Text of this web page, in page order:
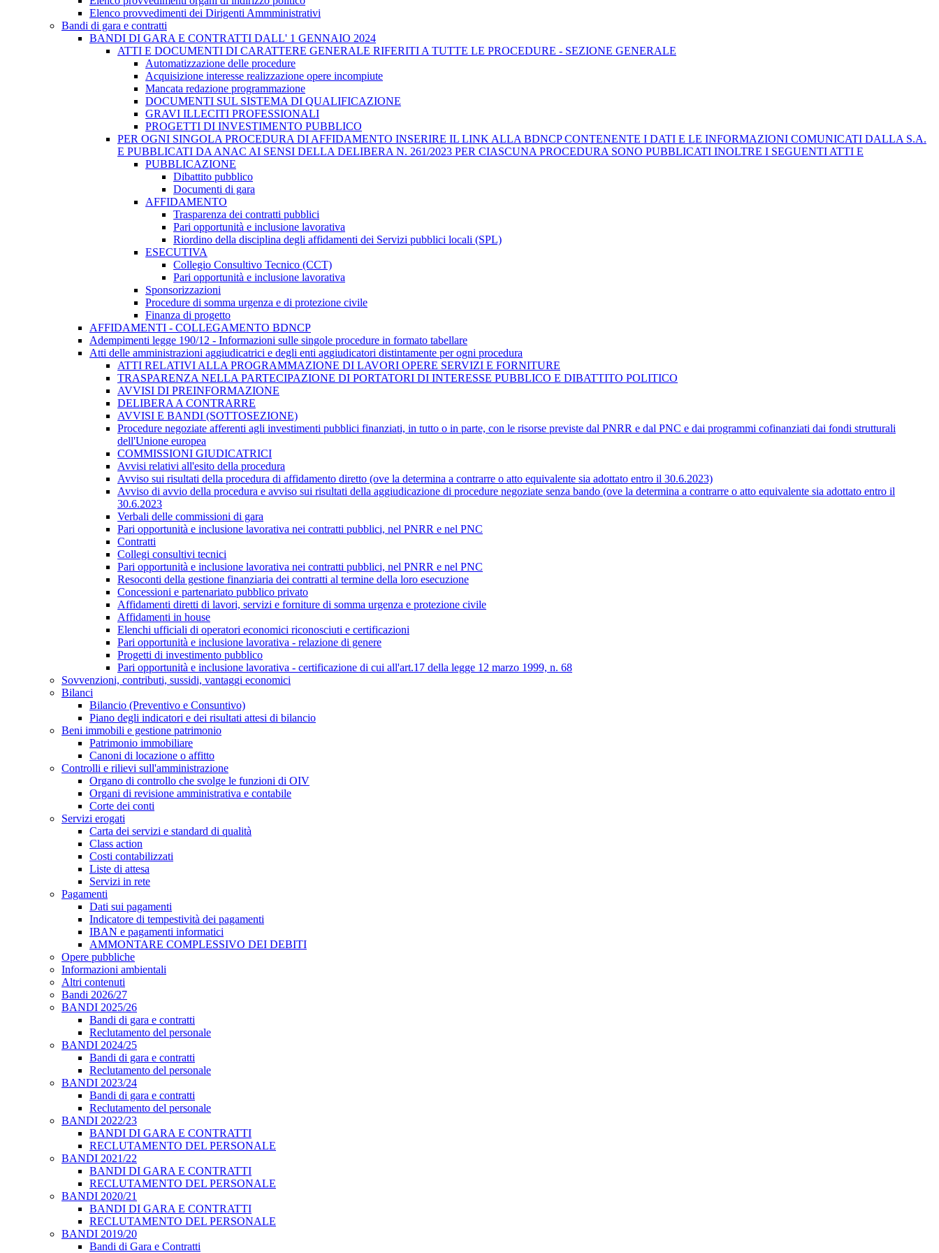
Elenco provvedimenti dei Dirigenti Ammministrativi
Bandi di gara e contratti
BANDI DI GARA E CONTRATTI DALL' 1 GENNAIO 2024
ATTI E DOCUMENTI DI CARATTERE GENERALE RIFERITI A TUTTE LE PROCEDURE - SEZIONE GENERALE
Automatizzazione delle procedure
Acquisizione interesse realizzazione opere incompiute
Mancata redazione programmazione
DOCUMENTI SUL SISTEMA DI QUALIFICAZIONE
GRAVI ILLECITI PROFESSIONALI
PROGETTI DI INVESTIMENTO PUBBLICO
PER OGNI SINGOLA PROCEDURA DI AFFIDAMENTO INSERIRE IL LINK ALLA BDNCP CONTENENTE I DATI E LE INFORMAZIONI COMUNICATI DALLA S.A.
E PUBBLICATI DA ANAC AI SENSI DELLA DELIBERA N. 261/2023 PER CIASCUNA PROCEDURA SONO PUBBLICATI INOLTRE I SEGUENTI ATTI E
PUBBLICAZIONE
Dibattito pubblico
Documenti di gara
AFFIDAMENTO
Trasparenza dei contratti pubblici
Pari opportunità e inclusione lavorativa
Riordino della disciplina degli affidamenti dei Servizi pubblici locali (SPL)
ESECUTIVA
Collegio Consultivo Tecnico (CCT)
Pari opportunità e inclusione lavorativa
Sponsorizzazioni
Procedure di somma urgenza e di protezione civile
Finanza di progetto
AFFIDAMENTI - COLLEGAMENTO BDNCP
Adempimenti legge 190/12 - Informazioni sulle singole procedure in formato tabellare
Atti delle amministrazioni aggiudicatrici e degli enti aggiudicatori distintamente per ogni procedura
ATTI RELATIVI ALLA PROGRAMMAZIONE DI LAVORI OPERE SERVIZI E FORNITURE
TRASPARENZA NELLA PARTECIPAZIONE DI PORTATORI DI INTERESSE PUBBLICO E DIBATTITO POLITICO
AVVISI DI PREINFORMAZIONE
DELIBERA A CONTRARRE
AVVISI E BANDI (SOTTOSEZIONE)
Procedure negoziate afferenti agli investimenti pubblici finanziati, in tutto o in parte, con le risorse previste dal PNRR e dal PNC e dai programmi cofinanziati dai fondi strutturali
dell'Unione europea
COMMISSIONI GIUDICATRICI
Avvisi relativi all'esito della procedura
Avviso sui risultati della procedura di affidamento diretto (ove la determina a contrarre o atto equivalente sia adottato entro il 30.6.2023)
Avviso di avvio della procedura e avviso sui risultati della aggiudicazione di procedure negoziate senza bando (ove la determina a contrarre o atto equivalente sia adottato entro il
30.6.2023
Verbali delle commissioni di gara
Pari opportunità e inclusione lavorativa nei contratti pubblici, nel PNRR e nel PNC
Contratti
Collegi consultivi tecnici
Pari opportunità e inclusione lavorativa nei contratti pubblici, nel PNRR e nel PNC
Resoconti della gestione finanziaria dei contratti al termine della loro esecuzione
Concessioni e partenariato pubblico privato
Affidamenti diretti di lavori, servizi e forniture di somma urgenza e protezione civile
Affidamenti in house
Elenchi ufficiali di operatori economici riconosciuti e certificazioni
Pari opportunità e inclusione lavorativa - relazione di genere
Progetti di investimento pubblico
Pari opportunità e inclusione lavorativa - certificazione di cui all'art.17 della legge 12 marzo 1999, n. 68
Sovvenzioni, contributi, sussidi, vantaggi economici
Bilanci
Bilancio (Preventivo e Consuntivo)
Piano degli indicatori e dei risultati attesi di bilancio
Beni immobili e gestione patrimonio
Patrimonio immobiliare
Canoni di locazione o affitto
Controlli e rilievi sull'amministrazione
Organo di controllo che svolge le funzioni di OIV
Organi di revisione amministrativa e contabile
Corte dei conti
Servizi erogati
Carta dei servizi e standard di qualità
Class action
Costi contabilizzati
Liste di attesa
Servizi in rete
Pagamenti
Dati sui pagamenti
Indicatore di tempestività dei pagamenti
IBAN e pagamenti informatici
AMMONTARE COMPLESSIVO DEI DEBITI
Opere pubbliche
Informazioni ambientali
Altri contenuti
Bandi 2026/27
BANDI 2025/26
Bandi di gara e contratti
Reclutamento del personale
BANDI 2024/25
Bandi di gara e contratti
Reclutamento del personale
BANDI 2023/24
Bandi di gara e contratti
Reclutamento del personale
BANDI 2022/23
BANDI DI GARA E CONTRATTI
RECLUTAMENTO DEL PERSONALE
BANDI 2021/22
BANDI DI GARA E CONTRATTI
RECLUTAMENTO DEL PERSONALE
BANDI 2020/21
BANDI DI GARA E CONTRATTI
RECLUTAMENTO DEL PERSONALE
BANDI 2019/20
Bandi di Gara e Contratti